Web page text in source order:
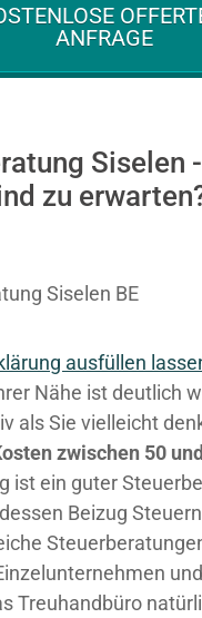
ANFRAGE
Siselen
zu
ausfüllen
Nähe ist deutlich
als Sie vielleicht
zwischen 50
ist ein guter
Beizug
Treuhandbüro